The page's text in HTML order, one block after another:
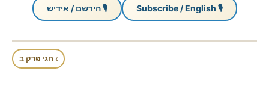
🎙 Subscribe / English 🎙 הירשם / אידיש
› חגי פרק ב